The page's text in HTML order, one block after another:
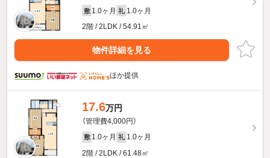
敷 1.0ヶ月 礼 1.0ヶ月
2階 / 2LDK / 54.91㎡
物件詳細を見る
ほか提供
17.6万円
（管理費4,000円）
敷 1.0ヶ月 礼 1.0ヶ月
2階 / 2LDK / 61.48㎡